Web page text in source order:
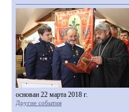
основан 22 марта 2018 г.
Другие события